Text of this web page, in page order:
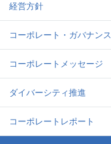
経営方針
コーポレート・ガバナンス
コーポレートメッセージ
ダイバーシティ推進
コーポレートレポート